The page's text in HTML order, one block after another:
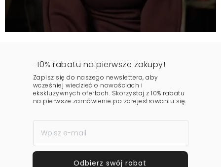
-10% rabatu na pierwsze zakupy!
Zapisz się do naszego newslettera, aby
wcześniej wiedzieć o nowościach i
ekskluzywnych ofertach. Skorzystaj z 10% rabatu
na pierwsze zamówienie po zarejestrowaniu się.